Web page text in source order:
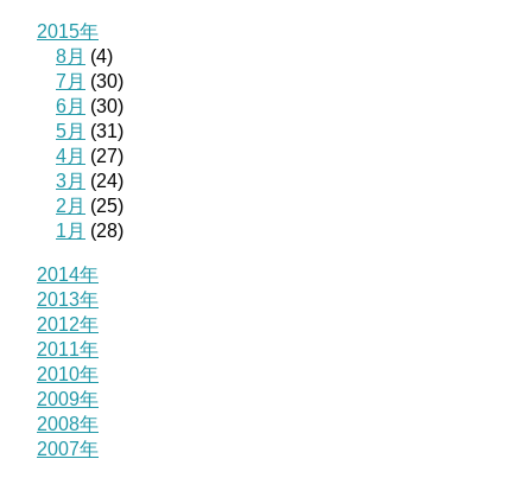
2015年
8月 (4)
7月 (30)
6月 (30)
5月 (31)
4月 (27)
3月 (24)
2月 (25)
1月 (28)
2014年
2013年
2012年
2011年
2010年
2009年
2008年
2007年